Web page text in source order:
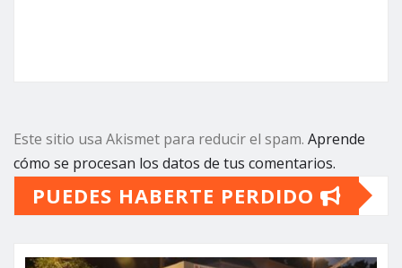
Este sitio usa Akismet para reducir el spam. Aprende
cómo se procesan los datos de tus comentarios.
PUEDES HABERTE PERDIDO